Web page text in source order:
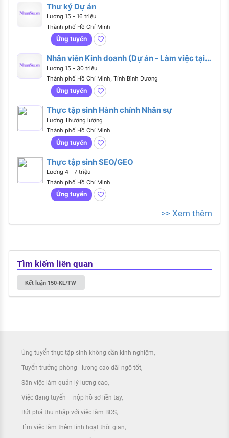
Thư ký Dự án
Lương 15 - 16 triệu
Thành phố Hồ Chí Minh
Ứng tuyển
Nhân viên Kinh doanh (Dự án - Làm việc tại
Văn phòng Thủ Đức)
Lương 15 - 30 triệu
Thành phố Hồ Chí Minh, Tỉnh Bình Dương
Ứng tuyển
Thực tập sinh Hành chính Nhân sự
Lương Thương lượng
Thành phố Hồ Chí Minh
Ứng tuyển
Thực tập sinh SEO/GEO
Lương 4 - 7 triệu
Thành phố Hồ Chí Minh
Ứng tuyển
>> Xem thêm
Tìm kiếm liên quan
Kết luận 150-KL/TW
Ứng tuyển thực tập sinh không cần kinh nghiệm
Tuyển trưởng phòng - lương cao đãi ngộ tốt
Săn việc làm quản lý lương cao
Việc đang tuyển – nộp hồ sơ liền tay
Bứt phá thu nhập với việc làm BĐS
Tìm việc làm thêm linh hoạt thời gian